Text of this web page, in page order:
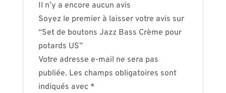
Il n’y a encore aucun avis
Soyez le premier à laisser votre avis sur
“Set de boutons Jazz Bass Crème pour
potards US”
Votre adresse e-mail ne sera pas
publiée. Les champs obligatoires sont
indiqués avec *